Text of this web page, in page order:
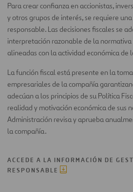
Para crear confianza en accionistas,
y otros grupos de interés, se requiere
responsable. Las decisiones fiscales se
interpretación razonable de la
alineadas con la actividad económica de
La función fiscal está presente en la
empresariales de la compañía
adecúan a los principios de su Política
realidad y motivación económica de sus
Administración revisa y aprueba
la compañía.
ACCEDE A LA INFORMACIÓN DE
RESPONSABLE